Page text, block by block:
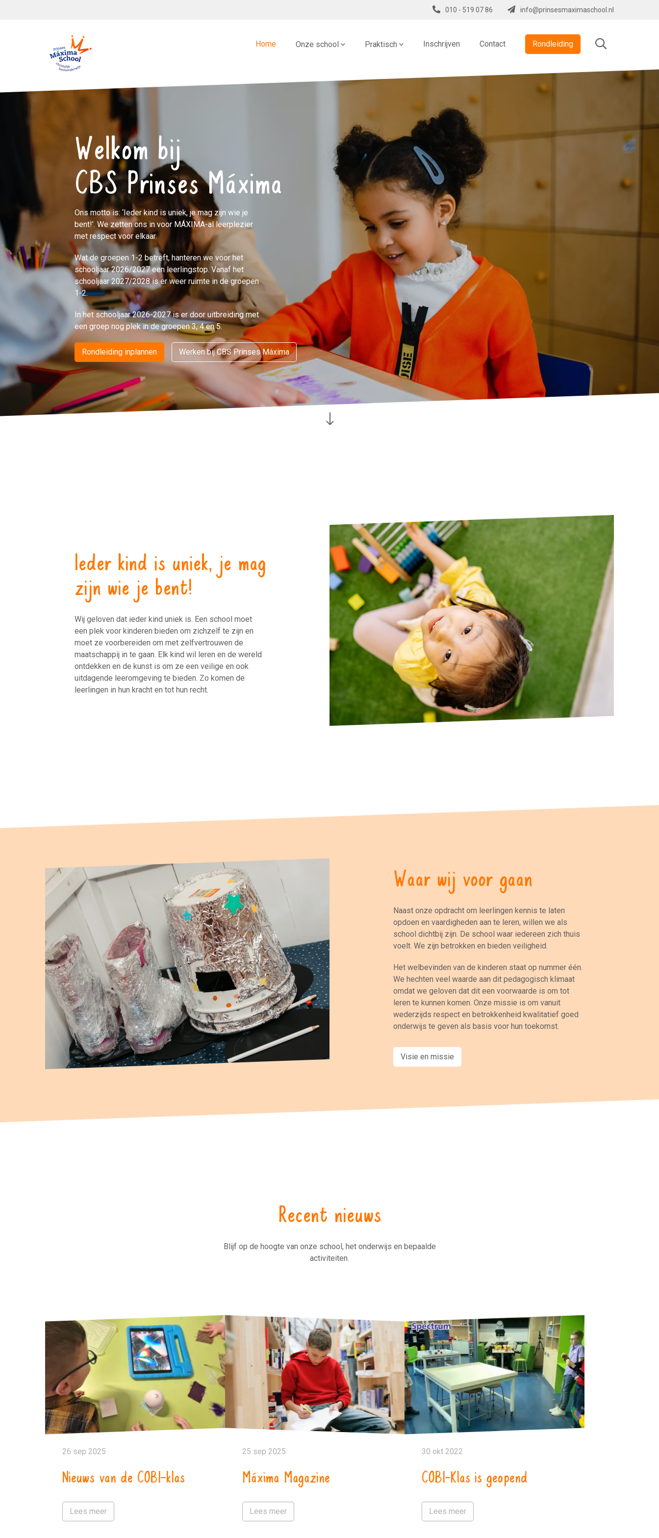
010 - 519 07 86 info@prinsesmaximaschool.nl
Home Onze school Praktisch Inschrijven Contact Rondleiding
Welkom bij
CBS Prinses Máxima
Ons motto is: ‘Ieder kind is uniek, je mag zijn wie je
bent!’. We zetten ons in voor MÁXIMA-al leerplezier
met respect voor elkaar.
Wat de groepen 1-2 betreft, hanteren we voor het
schooljaar 2026/2027 een leerlingstop. Vanaf het
schooljaar 2027/2028 is er weer ruimte in de groepen
1-2.
In het schooljaar 2026-2027 is er door uitbreiding met
een groep nog plek in de groepen 3, 4 en 5.
Rondleiding inplannen Werken bij CBS Prinses Máxima
Ieder kind is uniek, je mag
zijn wie je bent!
Wij geloven dat ieder kind uniek is. Een school moet
een plek voor kinderen bieden om zichzelf te zijn en
moet ze voorbereiden om met zelfvertrouwen de
maatschappij in te gaan. Elk kind wil leren en de wereld
ontdekken en de kunst is om ze een veilige en ook
uitdagende leeromgeving te bieden. Zo komen de
leerlingen in hun kracht en tot hun recht.
Waar wij voor gaan
Naast onze opdracht om leerlingen kennis te laten
opdoen en vaardigheden aan te leren, willen we als
school dichtbij zijn. De school waar iedereen zich thuis
voelt. We zijn betrokken en bieden veiligheid.
Het welbevinden van de kinderen staat op nummer één.
We hechten veel waarde aan dit pedagogisch klimaat
omdat we geloven dat dit een voorwaarde is om tot
leren te kunnen komen. Onze missie is om vanuit
wederzijds respect en betrokkenheid kwalitatief goed
onderwijs te geven als basis voor hun toekomst.
Visie en missie
Recent nieuws
Blijf op de hoogte van onze school, het onderwijs en bepaalde
activiteiten.
26 sep 2025
Nieuws van de COBI-klas
Lees meer
25 sep 2025
Máxima Magazine
Lees meer
30 okt 2022
COBI-Klas is geopend
Lees meer